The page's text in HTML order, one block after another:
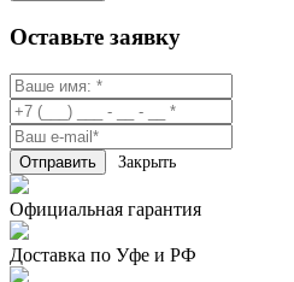
Оставьте заявку
Закрыть
Официальная гарантия
Доставка по Уфе и РФ